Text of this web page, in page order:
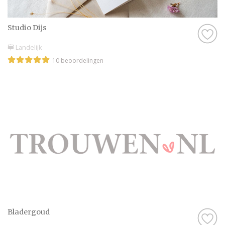
in hoe geweldig jullie bruiloft wordt met
behulp van alle informatie op Trouwen.nl!
toe!
Studio Dijs
Landelijk
10 beoordelingen
Bladergoud